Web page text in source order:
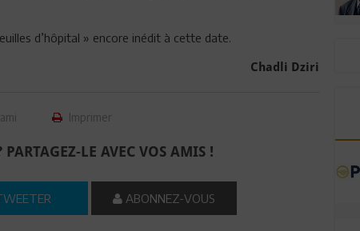
d’hôpital » encore inédit à cette date.
Chadli Dziri
Imprimer
LE AVEC VOS AMIS !
ABONNEZ-VOUS